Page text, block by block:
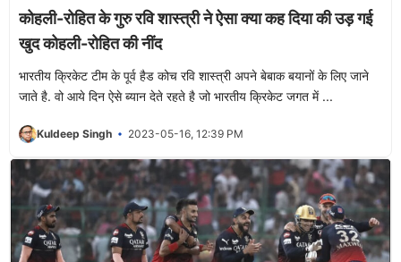
कोहली-रोहित के गुरु रवि शास्त्री ने ऐसा क्या कह दिया की उड़ गई
खुद कोहली-रोहित की नींद
भारतीय क्रिकेट टीम के पूर्व हैड कोच रवि शास्त्री अपने बेबाक बयानों के लिए जाने
जाते है. वो आये दिन ऐसे ब्यान देते रहते है जो भारतीय क्रिकेट जगत में ...
Kuldeep Singh 2023-05-16, 12:39 PM